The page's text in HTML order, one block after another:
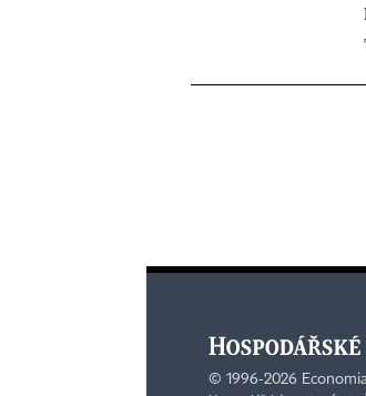
© 1996-2026